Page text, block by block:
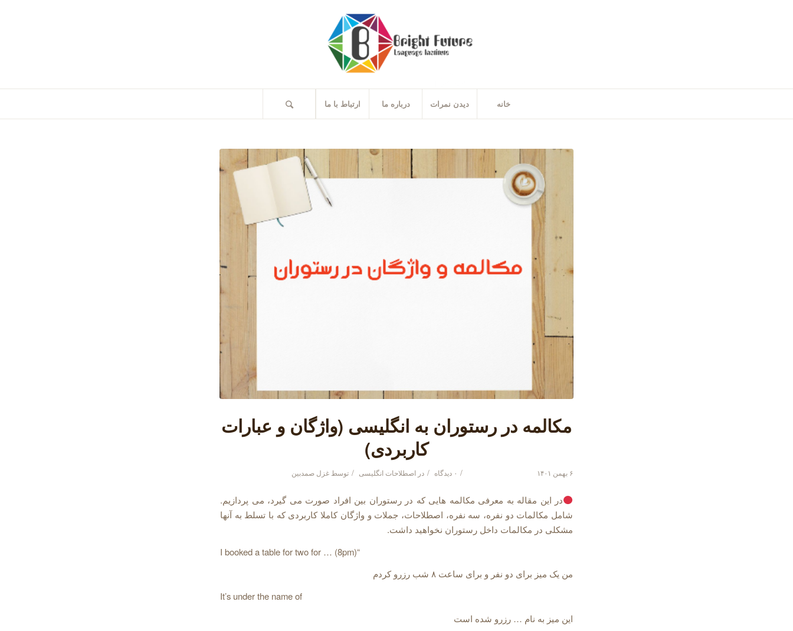
خانه دیدن نمرات درباره ما ارتباط با ما
مکالمه در رستوران به انگلیسی (واژگان و عبارات
کاربردی)
۶ بهمن ۱۴۰۱ / ۰ دیدگاه / در اصطلاحات انگلیسی‌ / توسط غزل صمدبین
در این مقاله به معرفی مکالمه هایی که در رستوران بین افراد صورت می گیرد، می پردازیم.
شامل مکالمات دو نفره، سه نفره، اصطلاحات، جملات و واژگان کاملا کاربردی که با تسلط به آنها
مشکلی در مکالمات داخل رستوران نخواهید داشت.
“I booked a table for two for … (8pm)
من یک میز برای دو نفر و برای ساعت ۸ شب رزرو کردم
It’s under the name of
این میز به نام … رزرو شده است